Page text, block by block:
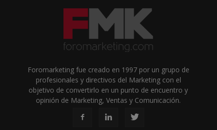
Foromarketing fue creado en 1997 por un grupo de
profesionales y directivos del Marketing con el
objetivo de convertirlo en un punto de encuentro y
opinión de Marketing, Ventas y Comunicación.